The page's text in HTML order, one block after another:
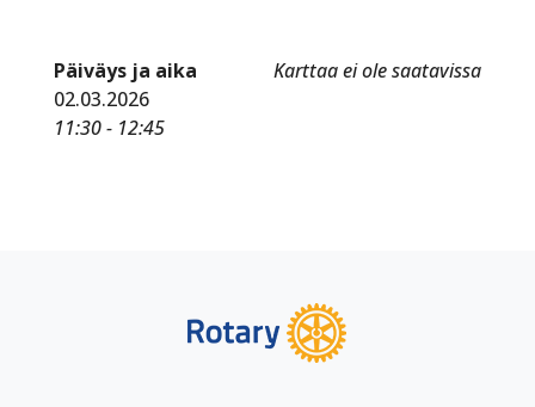
Karttaa ei ole saatavissa
Päiväys ja aika
02.03.2026
11:30 - 12:45